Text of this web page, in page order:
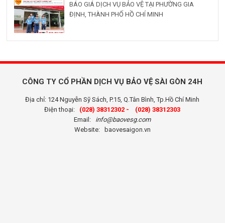
BÁO GIÁ DỊCH VỤ BẢO VỆ TẠI PHƯỜNG GIA
ĐỊNH, THÀNH PHỐ HỒ CHÍ MINH
CÔNG TY CỔ PHẦN DỊCH VỤ BẢO VỆ SÀI GÒN 24H
Địa chỉ: 124 Nguyễn Sỹ Sách, P.15, Q.Tân Bình, Tp.Hồ Chí Minh
Điện thoại: (028) 38312302 -
(028) 38312303
Email: info@baovesg.com
Website: baovesaigon.vn